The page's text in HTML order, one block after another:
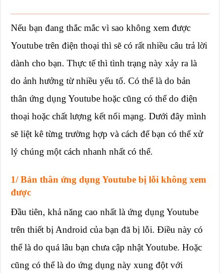
Nếu bạn đang thắc mắc vì sao không xem được
Youtube trên điện thoại thì sẽ có rất nhiều câu trả lời
dành cho bạn. Thực tế thì tình trạng này xảy ra là
do ảnh hưởng từ nhiều yếu tố. Có thể là do bản
thân ứng dụng Youtube hoặc cũng có thể do điện
thoại hoặc chất lượng kết nối mạng. Dưới đây mình
sẽ liệt kê từng trường hợp và cách để bạn có thể xử
lý chúng một cách nhanh nhất có thể.
1/ Bản thân ứng dụng Youtube bị lỗi không xem
được
Đầu tiên, khả năng cao nhất là ứng dụng Youtube
trên thiết bị Android của bạn đã bị lỗi. Điều này có
thể là do quá lâu bạn chưa cập nhật Youtube. Hoặc
cũng có thể là do ứng dụng này xung đột với